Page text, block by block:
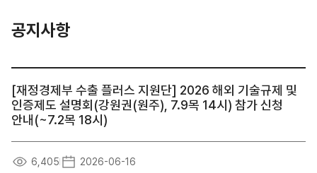
공지사항
[재정경제부 수출 플러스 지원단] 2026 해외 기술규제 및
인증제도 설명회(강원권(원주), 7.9목 14시) 참가 신청
안내(~7.2목 18시)
6,405 2026-06-16